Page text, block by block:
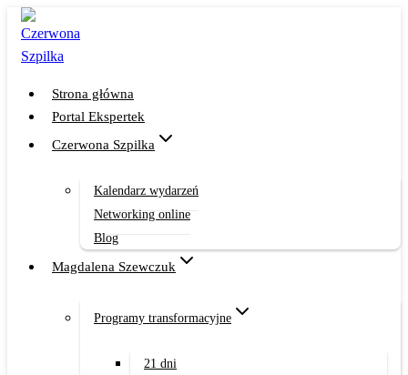
Przejdź
treści
Strona główna
Portal Ekspertek
Czerwona Szpilka
Kalendarz wydarzeń
Networking online
Blog
Magdalena Szewczuk
Programy transformacyjne
21 dni